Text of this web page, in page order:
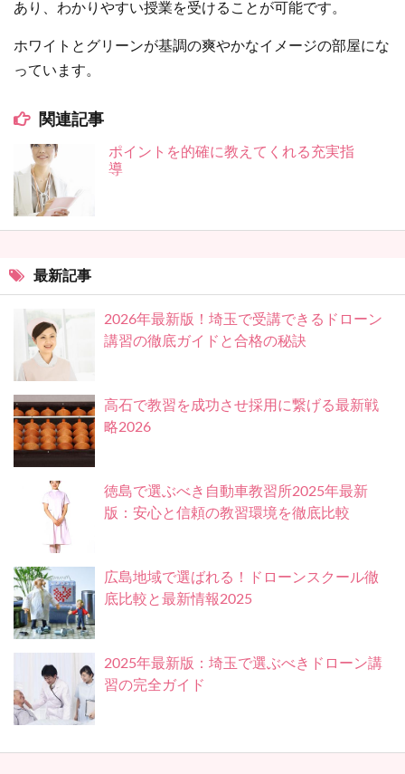
あり、わかりやすい授業を受けることが可能です。
ホワイトとグリーンが基調の爽やかなイメージの部屋にな
っています。
関連記事
ポイントを的確に教えてくれる充実指
導
最新記事
2026年最新版！埼玉で受講できるドローン
講習の徹底ガイドと合格の秘訣
高石で教習を成功させ採用に繋げる最新戦
略2026
徳島で選ぶべき自動車教習所2025年最新
版：安心と信頼の教習環境を徹底比較
広島地域で選ばれる！ドローンスクール徹
底比較と最新情報2025
2025年最新版：埼玉で選ぶべきドローン講
習の完全ガイド